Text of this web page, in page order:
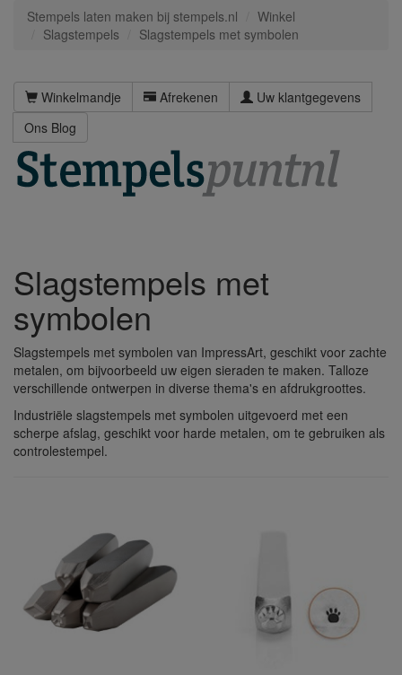
Stempels laten maken bij stempels.nl
Winkel
Slagstempels
Slagstempels met symbolen
Winkelmandje Afrekenen
Uw klantgegevens
Ons Blog
Slagstempels met
symbolen
Slagstempels met symbolen van ImpressArt, geschikt voor zachte
metalen, om bijvoorbeeld uw eigen sieraden te maken. Talloze
verschillende ontwerpen in diverse thema's en afdrukgroottes.
Industriële slagstempels met symbolen uitgevoerd met een
scherpe afslag, geschikt voor harde metalen, om te gebruiken als
controlestempel.